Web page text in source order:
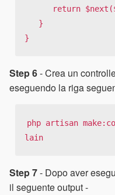
}
Step 6- Crea un
eseguendo la riga
php artisan
lain
Step 7- Dopo aver
il seguente output -